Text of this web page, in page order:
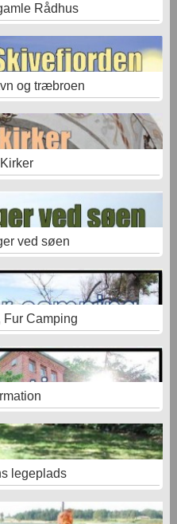
Rådhus
og træbroen
ved søen
Fur Camping
legeplads